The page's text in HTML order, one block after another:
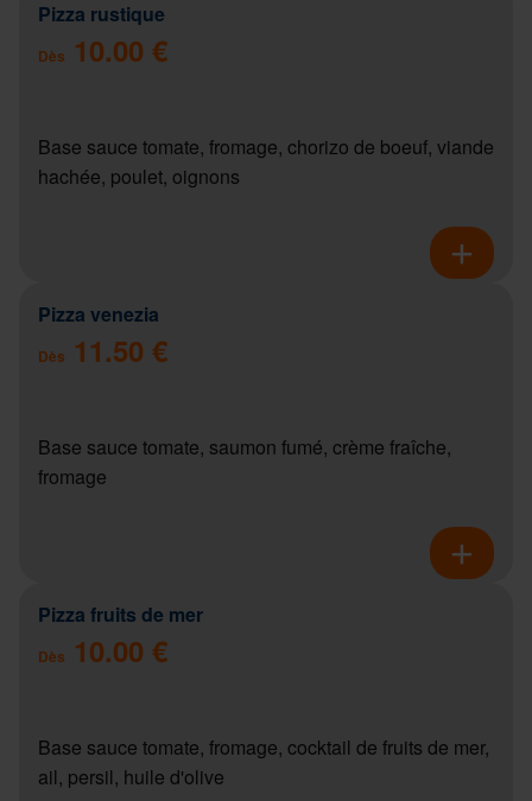
Pizza rustique
Dès 10.00 €
Base sauce tomate, fromage, chorizo de boeuf, viande
hachée, poulet, oignons
Pizza venezia
Dès 11.50 €
Base sauce tomate, saumon fumé, crème fraîche,
fromage
Pizza fruits de mer
Dès 10.00 €
Base sauce tomate, fromage, cocktail de fruits de mer,
ail, persil, huile d'olive